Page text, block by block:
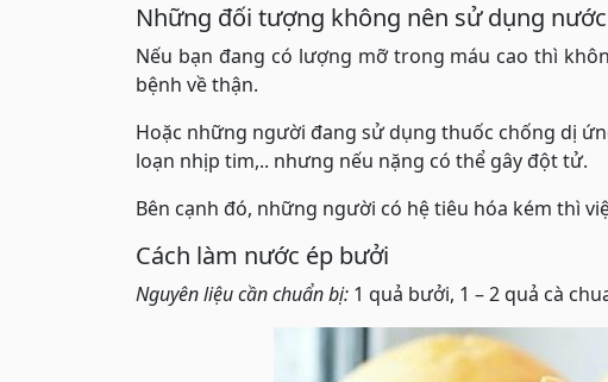
Những đối tượng không nên sử dụng
Nếu bạn đang có lượng mỡ trong máu cao thì
bệnh về thận.
Hoặc những người đang sử dụng thuốc chống dị
loạn nhịp tim,.. nhưng nếu nặng có thể gây đột tử.
Bên cạnh đó, những người có hệ tiêu hóa kém thì
Cách làm nước ép bưởi
Nguyên liệu cần chuẩn bị: 1 quả bưởi, 1 – 2 quả cà